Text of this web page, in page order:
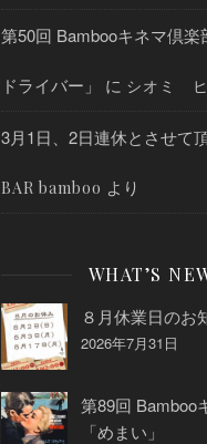
第50回 Bambooキネマ倶楽
ドライバー」 に シオミ
3月1日、2日連休とさせて
BAR bamboo より
WHAT’S
８月休業日のお
2026年7月31日
第89回 Bamboo
「めまい」